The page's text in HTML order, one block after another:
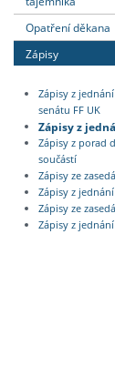
Opatření děkana
Zápisy
Zápisy z
senátu FF UK
Zápisy z
Zápisy z porad
součástí
Zápisy ze
Zápisy z
Zápisy ze
Zápisy z